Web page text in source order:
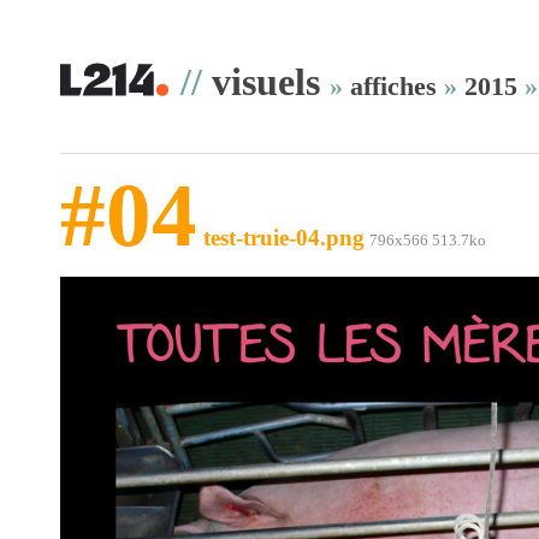
// visuels » affiches » 2015
#04 test-truie-04.png 796x566 513.7ko